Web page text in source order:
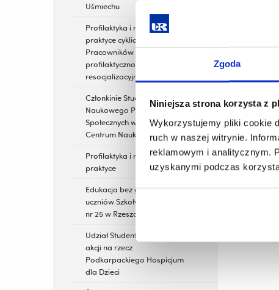
Zgoda
Niniejsza strona korzysta z
Wykorzystujemy pliki cookie
ruch w naszej witrynie.
reklamowym i analitycznym.
uzyskanymi podczas
Uśmiechu
Profilaktyka i resocjalizacja w
praktyce cykliczne spotkania
Pracowników placówek
profilaktyczno-
resocjalizacyjnych
Członkinie Studenckiego Koła
Naukowego Pedagogów
Społecznych w Podkarpackim
Centrum Nauki „Łukasiewicz”
Profilaktyka i resocjalizacja w
praktyce
Edukacja bez granic dla
uczniów Szkoły Podstawowej
nr 25 w Rzeszowie
Udział Studentek w kolejnej
akcji na rzecz
Podkarpackiego Hospicjum
dla Dzieci